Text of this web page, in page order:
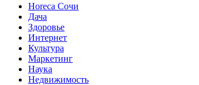
Horeca Сочи
Дача
Здоровье
Интернет
Культура
Маркетинг
Наука
Недвижимость